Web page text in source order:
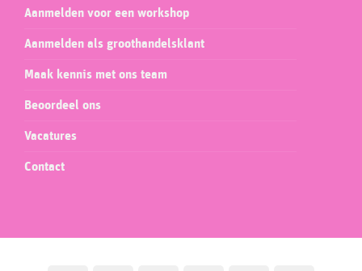
Aanmelden voor een workshop
Aanmelden als groothandelsklant
Maak kennis met ons team
Beoordeel ons
Vacatures
Contact